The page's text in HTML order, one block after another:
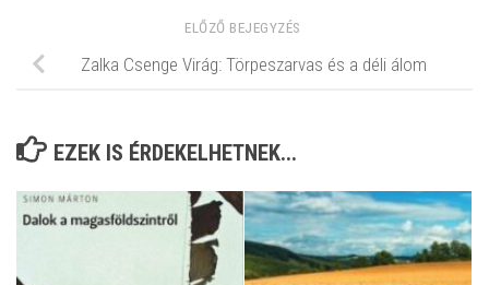
ELŐZŐ BEJEGYZÉS
Zalka Csenge Virág: Törpeszarvas és a déli álom
EZEK IS ÉRDEKELHETNEK...